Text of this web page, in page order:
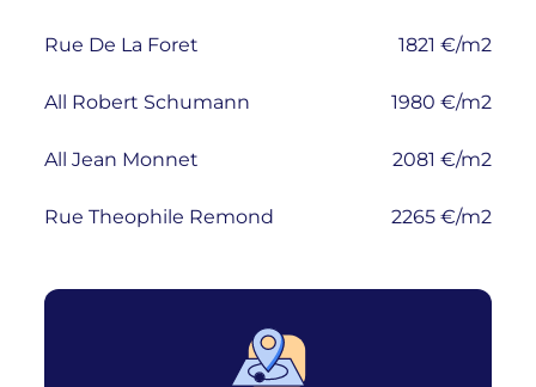
Rue De La Foret 1821 €/m2
All Robert Schumann 1980 €/m2
All Jean Monnet 2081 €/m2
Rue Theophile Remond 2265 €/m2